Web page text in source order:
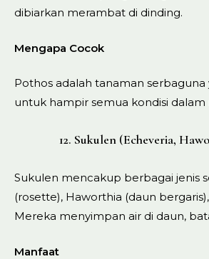
dibiarkan merambat di dinding.
Mengapa Cocok
Pothos adalah tanaman
untuk hampir semua kondisi dalam
12. Sukulen (Echeveria,
Sukulen mencakup berbagai jenis
(rosette), Haworthia (daun
Mereka menyimpan air di daun,
Manfaat